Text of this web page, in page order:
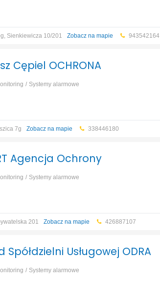
Sienkiewicza 10/201 Zobacz na mapie 943542164
Cępiel OCHRONA
Systemy alarmowe
7g Zobacz na mapie 338446180
Agencja Ochrony
Systemy alarmowe
201 Zobacz na mapie 426887107
Spółdzielni Usługowej ODRA
Systemy alarmowe